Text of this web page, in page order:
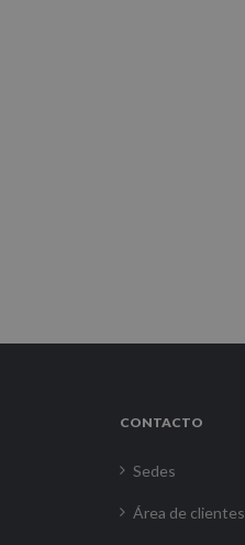
CONTACTO
Sedes
Área de clientes